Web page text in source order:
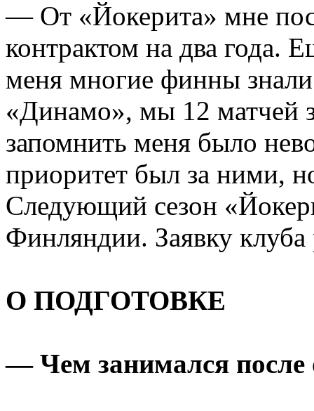
— От «Йокерита» мне
контрактом на два года.
меня многие финны
«Динамо», мы 12 матчей
запомнить меня было
приоритет был за ними,
Следующий сезон
Финляндии. Заявку клуба
О ПОДГОТОВКЕ
— Чем занимался после